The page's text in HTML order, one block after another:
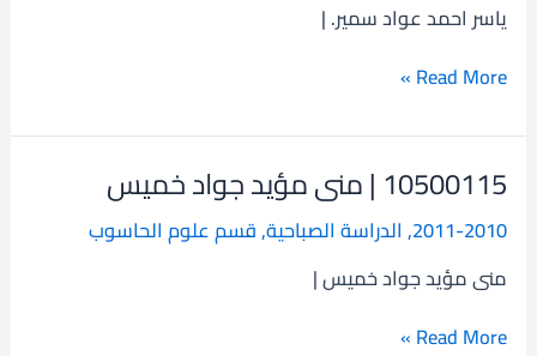
ياسر احمد عواد سمير. |
عواد
سمير.
Read More »
10500115 | منى مؤيد جواد خميس
2011-2010
, الدراسة الصباحية,قسم علوم الحاسوب
منى مؤيد جواد خميس |
10500115
منى
مؤيد
جواد
خميس
Read More »